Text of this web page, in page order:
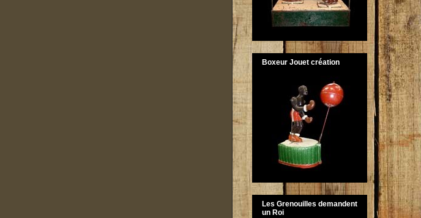
Boxeur Jouet création
Les Grenouilles demandent
un Roi